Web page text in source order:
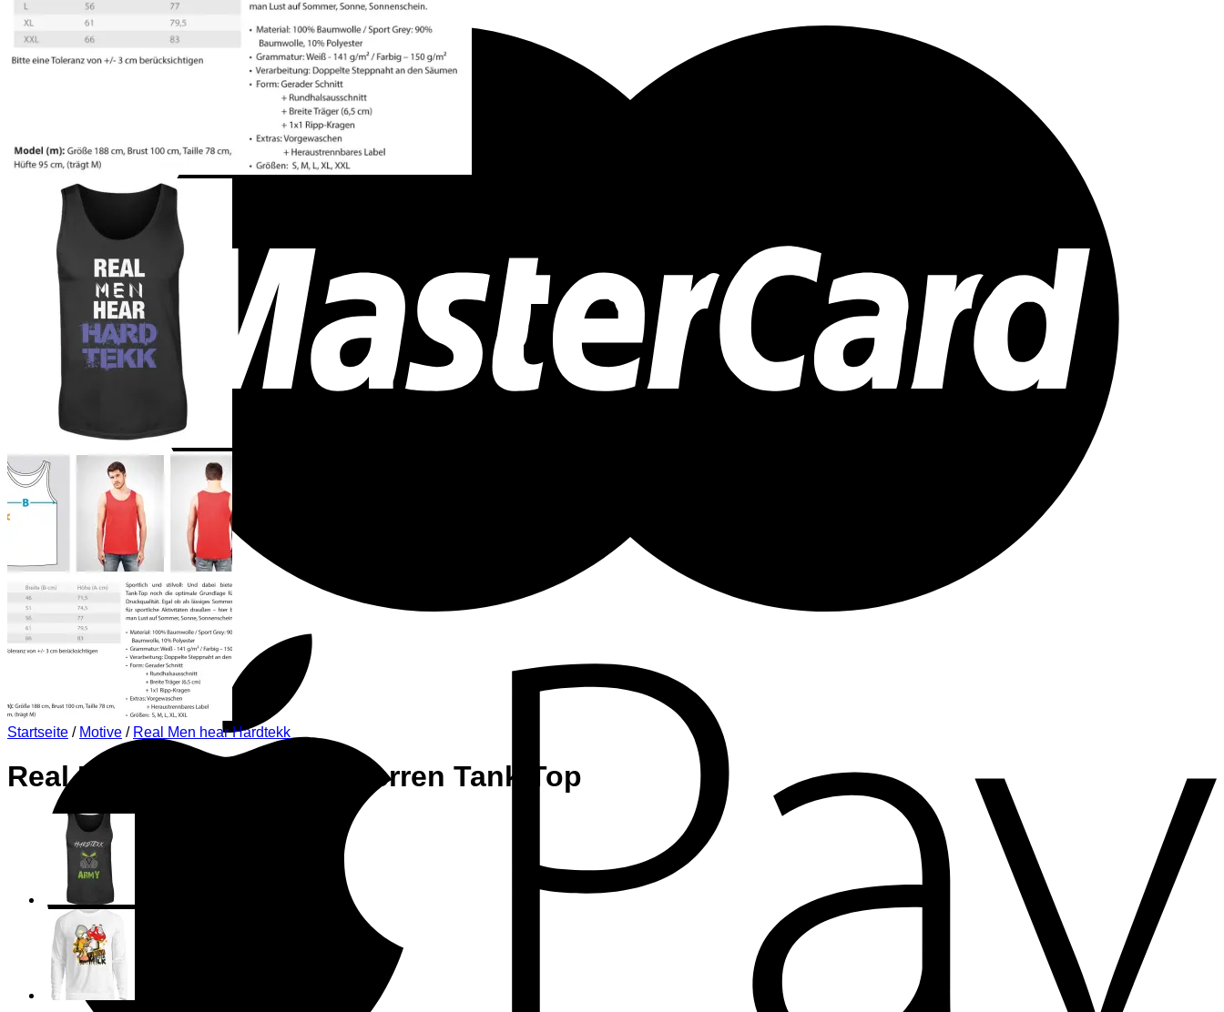
Startseite / Motive / Real Men hear Hardtekk
Real Men Hear Hardtekk Herren Tank Top